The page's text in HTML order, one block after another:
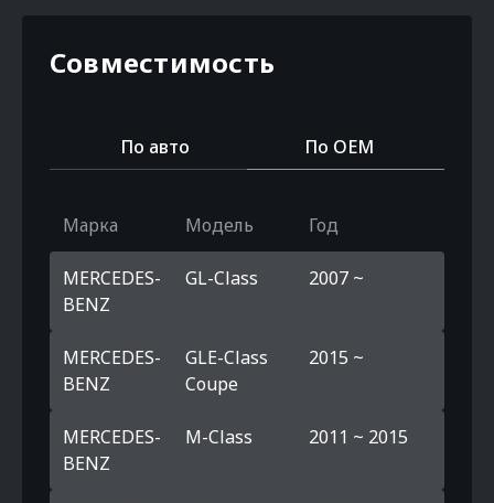
Совместимость
По авто По OEM
Марка Модель Год
MERCEDES-
BENZ
GL-Class 2007 ~
MERCEDES-
BENZ
GLE-Class
Coupe
2015 ~
MERCEDES-
BENZ
M-Class 2011 ~ 2015